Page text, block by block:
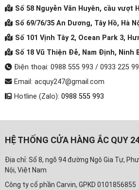
Số 58 Nguyễn Văn Huyên, cầu vượt
Số 69/76/35 An Dương, Tây Hồ, Hà
Số 101 Vịnh Tây 2, Ocean Park 3,
Số 18 Vũ Thiện Đễ, Nam Định, Ninh
Điện thoại: 0988 555 993 / 0933 225
Email: acquy247@gmail.com
Hotline (Zalo): 0988 555 993
HỆ THỐNG CỬA HÀNG ẮC QUY
Địa chỉ: Số 8, ngõ 94 đường Ngô Gia Tự,
Nội, Việt Nam
Công ty cổ phần Carvin, GPKD 0101856855